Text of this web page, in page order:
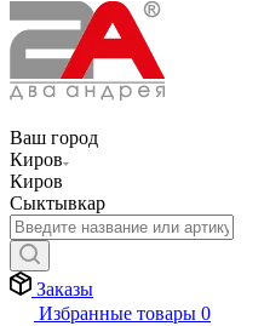
Ваш город
Киров
Киров
Сыктывкар
Заказы
Избранные товары 0